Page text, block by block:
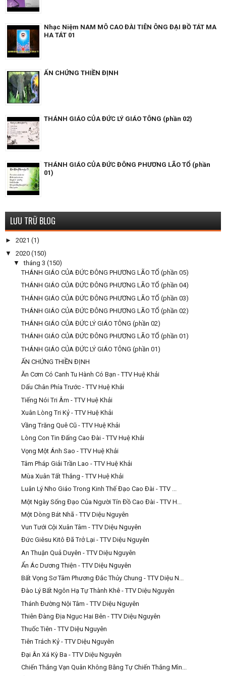
Nhạc Niệm NAM MÔ CAO ĐÀI TIÊN ÔNG ĐẠI BỒ TÁT MA
HA TÁT 01
ẤN CHỨNG THIỀN ĐỊNH
THÁNH GIÁO CỦA ĐỨC LÝ GIÁO TÔNG (phần 02)
THÁNH GIÁO CỦA ĐỨC ĐÔNG PHƯƠNG LÃO TỔ (phần
01)
LƯU TRỮ BLOG
► 2021 (1)
▼ 2020 (150)
▼tháng 3 (150)
THÁNH GIÁO CỦA ĐỨC ĐÔNG PHƯƠNG LÃO TỔ (phần 05)
THÁNH GIÁO CỦA ĐỨC ĐÔNG PHƯƠNG LÃO TỔ (phần 04)
THÁNH GIÁO CỦA ĐỨC ĐÔNG PHƯƠNG LÃO TỔ (phần 03)
THÁNH GIÁO CỦA ĐỨC ĐÔNG PHƯƠNG LÃO TỔ (phần 02)
THÁNH GIÁO CỦA ĐỨC LÝ GIÁO TÔNG (phần 02)
THÁNH GIÁO CỦA ĐỨC ĐÔNG PHƯƠNG LÃO TỔ (phần 01)
THÁNH GIÁO CỦA ĐỨC LÝ GIÁO TÔNG (phần 01)
ẤN CHỨNG THIỀN ĐỊNH
Ăn Cơm Có Canh Tu Hành Có Bạn - TTV Huệ Khải
Dấu Chân Phía Trước - TTV Huệ Khải
Tiếng Nói Tri Âm - TTV Huệ Khải
Xuân Lòng Tri Kỷ - TTV Huệ Khải
Vầng Trăng Quê Cũ - TTV Huệ Khải
Lòng Con Tin Đấng Cao Đài - TTV Huệ Khải
Vọng Một Ánh Sao - TTV Huệ Khải
Tâm Pháp Giải Trần Lao - TTV Huệ Khải
Mùa Xuân Tất Thắng - TTV Huệ Khải
Luân Lý Nho Giáo Trong Kinh Thế Đạo Cao Đài - TTV ...
Một Ngày Sống Đạo Của Người Tín Đồ Cao Đài - TTV H...
Một Dòng Bát Nhã - TTV Diệu Nguyên
Vun Tưới Cội Xuân Tâm - TTV Diệu Nguyên
Đức Giêsu Kitô Đã Trở Lại - TTV Diệu Nguyên
An Thuận Quả Duyên - TTV Diệu Nguyên
Ẩn Ác Dương Thiện - TTV Diệu Nguyên
Bất Vọng Sơ Tâm Phương Đắc Thủy Chung - TTV Diệu N...
Đào Lý Bất Ngôn Hạ Tự Thành Khê - TTV Diệu Nguyên
Thánh Đường Nội Tâm - TTV Diệu Nguyên
Thiên Đàng Địa Ngục Hai Bên - TTV Diệu Nguyên
Thuốc Tiên - TTV Diệu Nguyên
Tiên Trách Kỷ - TTV Diệu Nguyên
Đại Ân Xá Kỳ Ba - TTV Diệu Nguyên
Chiến Thắng Vạn Quân Không Bằng Tự Chiến Thắng Mìn...